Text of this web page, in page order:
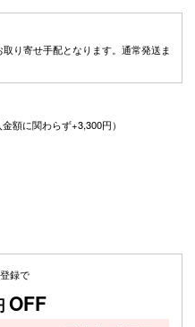
り寄せ手配となります。通常発送ま
額に関わらず+3,300円）
録で
OFF